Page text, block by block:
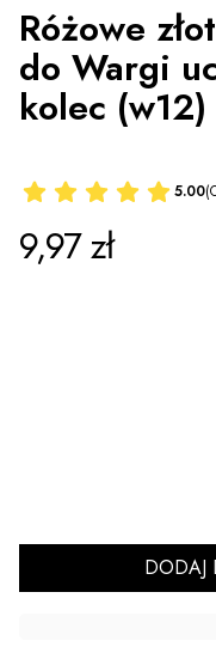
Różowe
do Wargi
kolec (w12)
5.00
Cena
9,97 zł
DODAJ